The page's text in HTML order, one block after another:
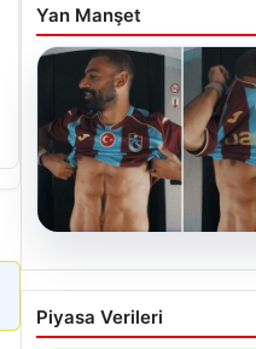
Yan Manşet
05.08.2026
Mohamed Salah’ın
karnındaki görüntü
Piyasa Verileri